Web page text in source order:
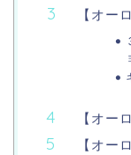
【オー
【オー
【オー